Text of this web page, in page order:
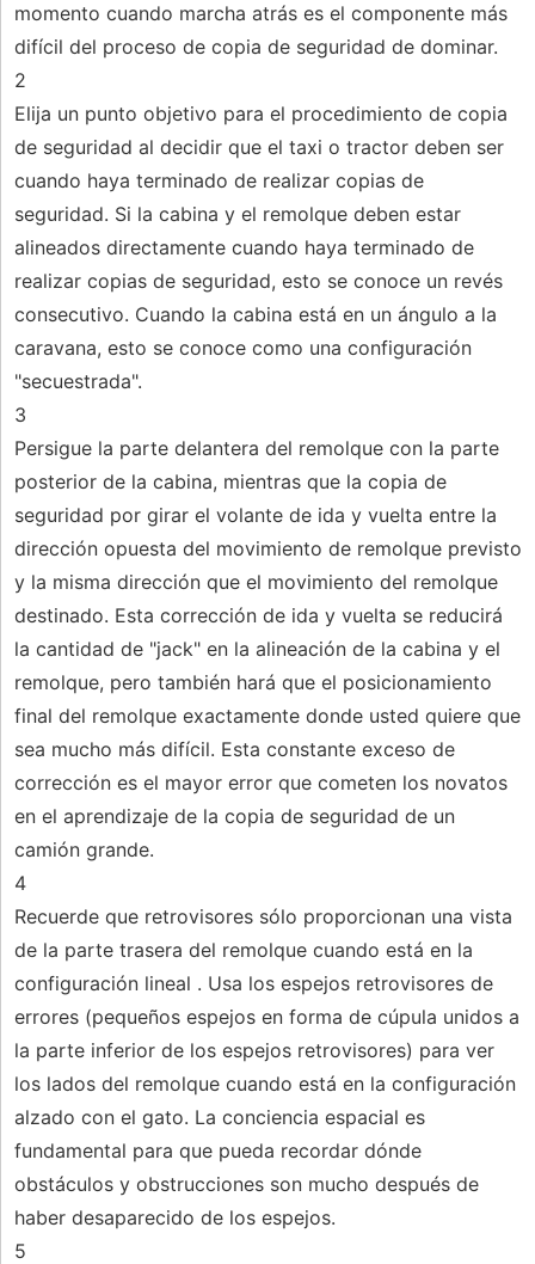
momento cuando marcha atrás es el componente más
difícil del proceso de copia de seguridad de dominar.
2
Elija un punto objetivo para el procedimiento de copia
de seguridad al decidir que el taxi o tractor deben ser
cuando haya terminado de realizar copias de
seguridad. Si la cabina y el remolque deben estar
alineados directamente cuando haya terminado de
realizar copias de seguridad, esto se conoce un revés
consecutivo. Cuando la cabina está en un ángulo a la
caravana, esto se conoce como una configuración
"secuestrada".
3
Persigue la parte delantera del remolque con la parte
posterior de la cabina, mientras que la copia de
seguridad por girar el volante de ida y vuelta entre la
dirección opuesta del movimiento de remolque previsto
y la misma dirección que el movimiento del remolque
destinado. Esta corrección de ida y vuelta se reducirá
la cantidad de "jack" en la alineación de la cabina y el
remolque, pero también hará que el posicionamiento
final del remolque exactamente donde usted quiere que
sea mucho más difícil. Esta constante exceso de
corrección es el mayor error que cometen los novatos
en el aprendizaje de la copia de seguridad de un
camión grande.
4
Recuerde que retrovisores sólo proporcionan una vista
de la parte trasera del remolque cuando está en la
configuración lineal . Usa los espejos retrovisores de
errores (pequeños espejos en forma de cúpula unidos a
la parte inferior de los espejos retrovisores) para ver
los lados del remolque cuando está en la configuración
alzado con el gato. La conciencia espacial es
fundamental para que pueda recordar dónde
obstáculos y obstrucciones son mucho después de
haber desaparecido de los espejos.
5